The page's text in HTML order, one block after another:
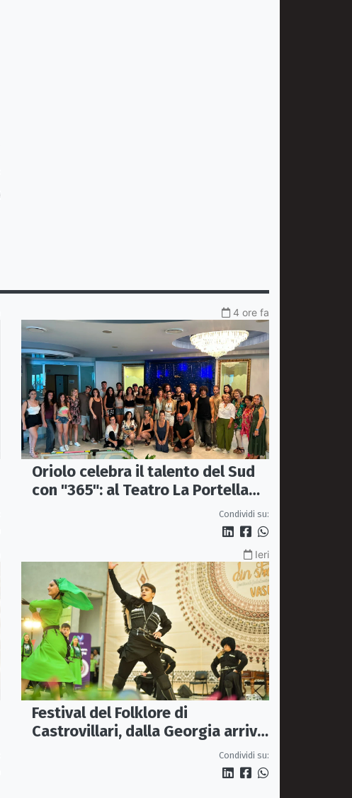
4 ore fa
Oriolo celebra il talento del Sud
con "365": al Teatro La Portella
una serata tra moda, arte eCondividi su:
Ieri
Festival del Folklore di
Castrovillari, dalla Georgia arriva
Condividi su: